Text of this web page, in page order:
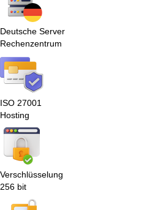
Deutsche Server
Rechenzentrum
ISO 27001
Hosting
Verschlüsselung
256 bit